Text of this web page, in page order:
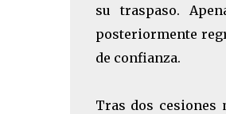
su traspaso.
posteriormente
de confianza.
Tras dos cesiones